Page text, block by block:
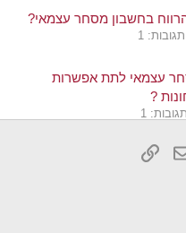
בחשבון מסחר עצמאי?
תגובות: 1
עצמאי לתת אפשרות
?
תגובות: 1
לבית השקעות
דואר אלקטרוני
הוסף קישור